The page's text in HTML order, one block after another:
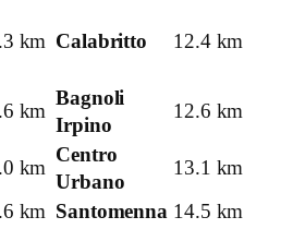
km Calabritto 12.4 km
km
Bagnoli
Irpino
12.6 km
km
Centro
Urbano
13.1 km
km Santomenna 14.5 km